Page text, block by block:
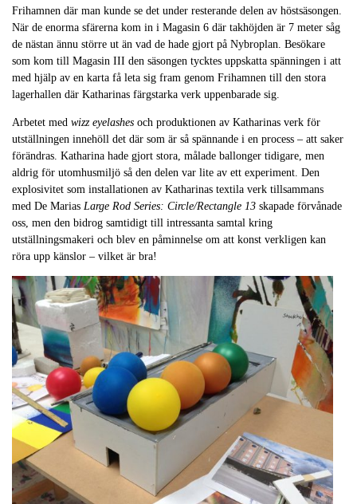
Frihamnen där man kunde se det under resterande delen av höstsäsongen.
När de enorma sfärerna kom in i Magasin 6 där takhöjden är 7 meter såg
de nästan ännu större ut än vad de hade gjort på Nybroplan. Besökare
som kom till Magasin III den säsongen tycktes uppskatta spänningen i att
med hjälp av en karta få leta sig fram genom Frihamnen till den stora
lagerhallen där Katharinas färgstarka verk uppenbarade sig.
Arbetet med wizz eyelashes och produktionen av Katharinas verk för
utställningen innehöll det där som är så spännande i en process – att saker
förändras. Katharina hade gjort stora, målade ballonger tidigare, men
aldrig för utomhusmiljö så den delen var lite av ett experiment. Den
explosivitet som installationen av Katharinas textila verk tillsammans
med De Marias Large Rod Series: Circle/Rectangle 13 skapade förvånade
oss, men den bidrog samtidigt till intressanta samtal kring
utställningsmakeri och blev en påminnelse om att konst verkligen kan
röra upp känslor – vilket är bra!